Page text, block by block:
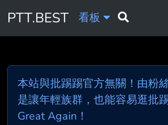
PTT.BEST 看板
本站與批踢踢官方無關！由粉
是讓年輕族群，也能容易逛批
Great Again！